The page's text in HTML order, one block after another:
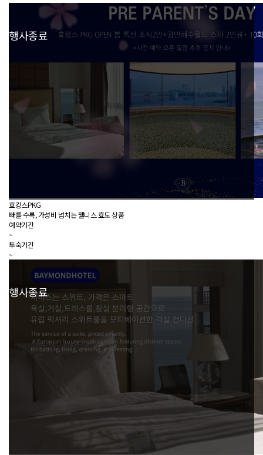
행사종료
효캉스PKG
빠를 수록, 가성비 넘치는 웰니스 효도 상품
예약기간
~
투숙기간
~
행사종료